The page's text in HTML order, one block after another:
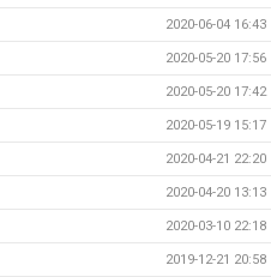
2020-06-04 16:43
2020-05-20 17:56
2020-05-20 17:42
2020-05-19 15:17
2020-04-21 22:20
2020-04-20 13:13
2020-03-10 22:18
2019-12-21 20:58